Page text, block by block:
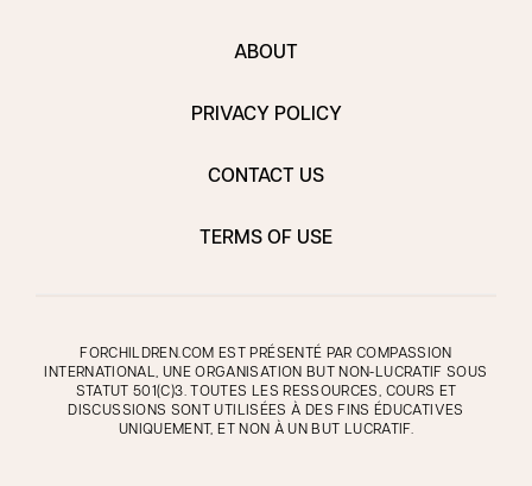
ABOUT
PRIVACY POLICY
CONTACT US
TERMS OF USE
FORCHILDREN.COM EST PRÉSENTÉ PAR COMPASSION
INTERNATIONAL, UNE ORGANISATION BUT NON-LUCRATIF SOUS
STATUT 501(C)3. TOUTES LES RESSOURCES, COURS ET
DISCUSSIONS SONT UTILISÉES À DES FINS ÉDUCATIVES
UNIQUEMENT, ET NON À UN BUT LUCRATIF.